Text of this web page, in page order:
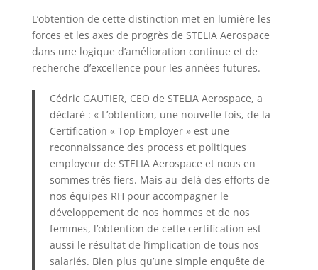
L’obtention de cette distinction met en lumière les
forces et les axes de progrès de STELIA Aerospace
dans une logique d’amélioration continue et de
recherche d’excellence pour les années futures.
Cédric GAUTIER, CEO de STELIA Aerospace, a
déclaré : « L’obtention, une nouvelle fois, de la
Certification « Top Employer » est une
reconnaissance des process et politiques
employeur de STELIA Aerospace et nous en
sommes très fiers. Mais au-delà des efforts de
nos équipes RH pour accompagner le
développement de nos hommes et de nos
femmes, l’obtention de cette certification est
aussi le résultat de l’implication de tous nos
salariés. Bien plus qu’une simple enquête de